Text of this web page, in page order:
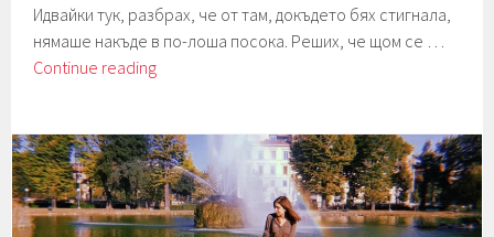
Идвайки тук, разбрах, че от там, докъдето бях стигнала,
нямаше накъде в по-лоша посока. Реших, че щом се …
Continue readingСедмица
от
тиквички.
Детскa
книжка.